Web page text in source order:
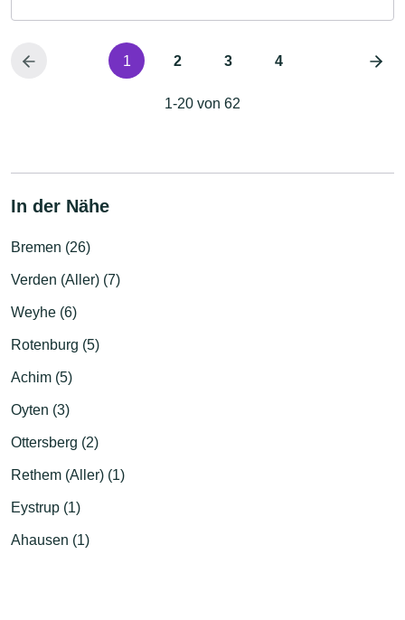
1 2 3 4
1-20 von 62
In der Nähe
Bremen (26)
Verden (Aller) (7)
Weyhe (6)
Rotenburg (5)
Achim (5)
Oyten (3)
Ottersberg (2)
Rethem (Aller) (1)
Eystrup (1)
Ahausen (1)